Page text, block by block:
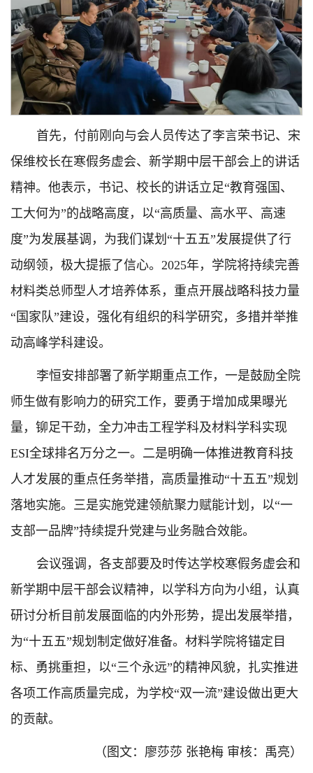
首先，付前刚向与会人员传达了李言荣书记、宋
保维校长在寒假务虚会、新学期中层干部会上的讲话
精神。他表示，书记、校长的讲话立足“教育强国、
工大何为”的战略高度，以“高质量、高水平、高速
度”为发展基调，为我们谋划“十五五”发展提供了行
动纲领，极大提振了信心。2025年，学院将持续完善
材料类总师型人才培养体系，重点开展战略科技力量
“国家队”建设，强化有组织的科学研究，多措并举推
动高峰学科建设。
李恒安排部署了新学期重点工作，一是鼓励全院
师生做有影响力的研究工作，要勇于增加成果曝光
量，铆足干劲，全力冲击工程学科及材料学科实现
ESI全球排名万分之一。二是明确一体推进教育科技
人才发展的重点任务举措，高质量推动“十五五”规划
落地实施。三是实施党建领航聚力赋能计划，以“一
支部一品牌”持续提升党建与业务融合效能。
会议强调，各支部要及时传达学校寒假务虚会和
新学期中层干部会议精神，以学科方向为小组，认真
研讨分析目前发展面临的内外形势，提出发展举措，
为“十五五”规划制定做好准备。材料学院将锚定目
标、勇挑重担，以“三个永远”的精神风貌，扎实推进
各项工作高质量完成，为学校“双一流”建设做出更大
的贡献。
（图文：廖莎莎 张艳梅 审核：禹亮）